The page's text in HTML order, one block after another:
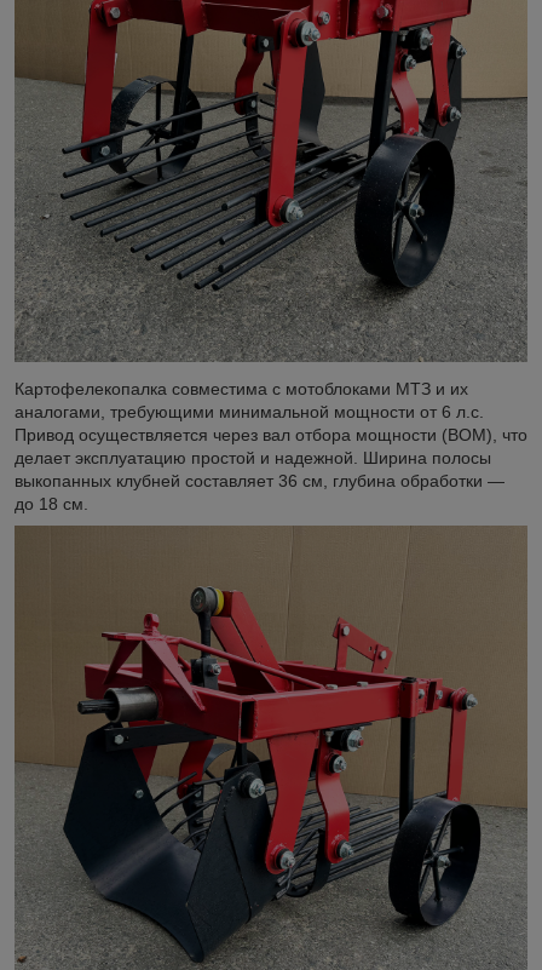
Картофелекопалка совместима с мотоблоками МТЗ и их
аналогами, требующими минимальной мощности от 6 л.с.
Привод осуществляется через вал отбора мощности (ВОМ), что
делает эксплуатацию простой и надежной. Ширина полосы
выкопанных клубней составляет 36 см, глубина обработки —
до 18 см.